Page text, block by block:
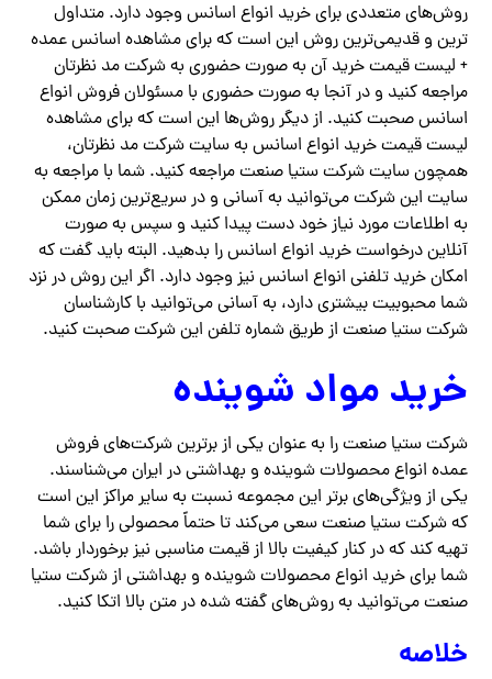
روش‌های متعددی برای خرید انواع اسانس وجود دارد. متداول
‌ترین و قدیمی‌ترین روش این است که برای مشاهده اسانس عمده
+ لیست قیمت خرید آن به صورت حضوری به شرکت مد نظرتان
مراجعه کنید و در آنجا به صورت حضوری با مسئولان فروش انواع
اسانس صحبت کنید. از دیگر روش‌ها این است که برای مشاهده
لیست قیمت خرید انواع اسانس به سایت شرکت مد نظرتان،
همچون سایت شرکت ستیا صنعت مراجعه کنید. شما با مراجعه به
سایت این شرکت می‌توانید به آسانی و در سریع‌ترین زمان ممکن
به اطلاعات مورد نیاز خود دست پیدا کنید و سپس به صورت
آنلاین درخواست خرید انواع اسانس را بدهید. البته باید گفت که
امکان خرید تلفنی انواع اسانس نیز وجود دارد. اگر این روش در نزد
شما محبوبیت بیشتری دارد، به آسانی می‌توانید با کارشناسان
شرکت ستیا صنعت از طریق شماره تلفن این شرکت صحبت کنید‌.
خرید مواد شوینده
شرکت ستیا صنعت را به عنوان یکی از برترین شرکت‌های فروش
عمده انواع محصولات شوینده و بهداشتی در ایران می‌شناسند.
یکی از ویژگی‌های برتر این مجموعه نسبت به سایر مراکز این است
که شرکت ستیا صنعت سعی می‌کند تا حتماً محصولی را برای شما
تهیه کند که در کنار کیفیت بالا از قیمت مناسبی نیز برخوردار باشد.
شما برای خرید انواع محصولات شوینده و بهداشتی از شرکت ستیا
صنعت می‌توانید به روش‌های گفته شده در متن بالا اتکا کنید.
خلاصه